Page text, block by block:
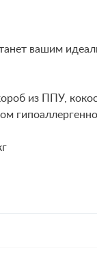
вашим
из ППУ,